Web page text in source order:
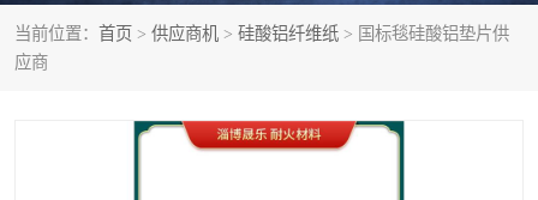
当前位置： 首页 > 供应商机 > 硅酸铝纤维纸 > 国标毯硅酸铝垫片供
应商
硅酸铝散棉 硅酸铝纤维毯
硅酸铝模块